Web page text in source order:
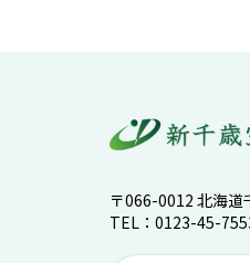
〒066-0012 北海道
TEL：0123-45-